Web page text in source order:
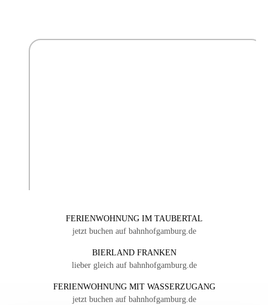
FERIENWOHNUNG IM TAUBERTAL
jetzt buchen auf bahnhofgamburg.de
BIERLAND FRANKEN
lieber gleich auf bahnhofgamburg.de
FERIENWOHNUNG MIT WASSERZUGANG
jetzt buchen auf bahnhofgamburg.de